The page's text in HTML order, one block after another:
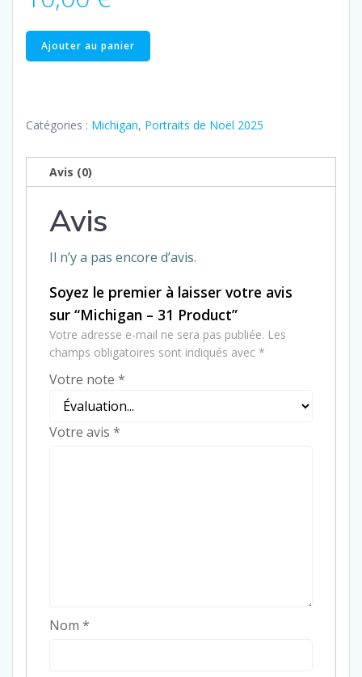
quantité
de
31
Ajouter au panier
Catégories : Michigan, Portraits de Noël 2025
Avis (0)
Avis
Il n’y a pas encore d’avis.
Soyez le premier à laisser votre avis
sur “Michigan – 31 Product”
Votre adresse e-mail ne sera pas publiée. Les
champs obligatoires sont indiqués avec *
Votre note *
Votre avis *
Nom *